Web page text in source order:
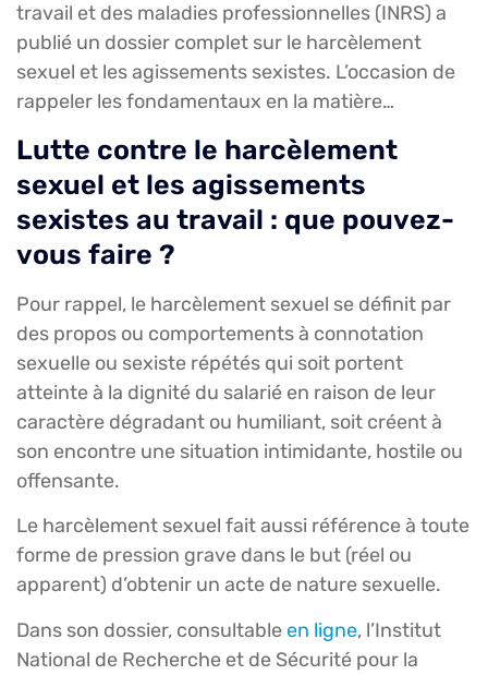
travail et des maladies professionnelles (INRS) a
publié un dossier complet sur le harcèlement
sexuel et les agissements sexistes. L’occasion de
rappeler les fondamentaux en la matière…
Lutte contre le harcèlement
sexuel et les agissements
sexistes au travail : que pouvez-
vous faire ?
Pour rappel, le harcèlement sexuel se définit par
des propos ou comportements à connotation
sexuelle ou sexiste répétés qui soit portent
atteinte à la dignité du salarié en raison de leur
caractère dégradant ou humiliant, soit créent à
son encontre une situation intimidante, hostile ou
offensante.
Le harcèlement sexuel fait aussi référence à toute
forme de pression grave dans le but (réel ou
apparent) d’obtenir un acte de nature sexuelle.
Dans son dossier, consultableen ligne, l’Institut
National de Recherche et de Sécurité pour la